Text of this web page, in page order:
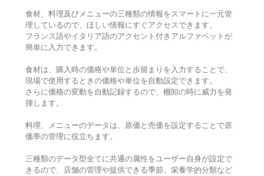
食材、料理及びメニューの三種類の情報をスマートに一元管
理しているので、ほしい情報にすぐアクセスできます。
フランス語やイタリア語のアクセント付きアルファベットが
簡単に入力できます。
食材は、購入時の価格や単位と歩留まりを入力することで、
現場で使用するときの価格や単位を自動設定できます。
さらに価格の変動を自動記録するので、棚卸の時に威力を発
揮します。
料理、メニューのデータは、原価と売価を設定することで原
価率の管理に役立ちます。
三種類のデータ型全てに共通の属性をユーザー自身が設定で
きるので、店舗の管理や提供できる季節、栄養学的分類など